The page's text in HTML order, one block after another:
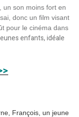
un son moins fort en
donc un film visant
pour le cinéma dans
enfants, idéale
François, un jeune